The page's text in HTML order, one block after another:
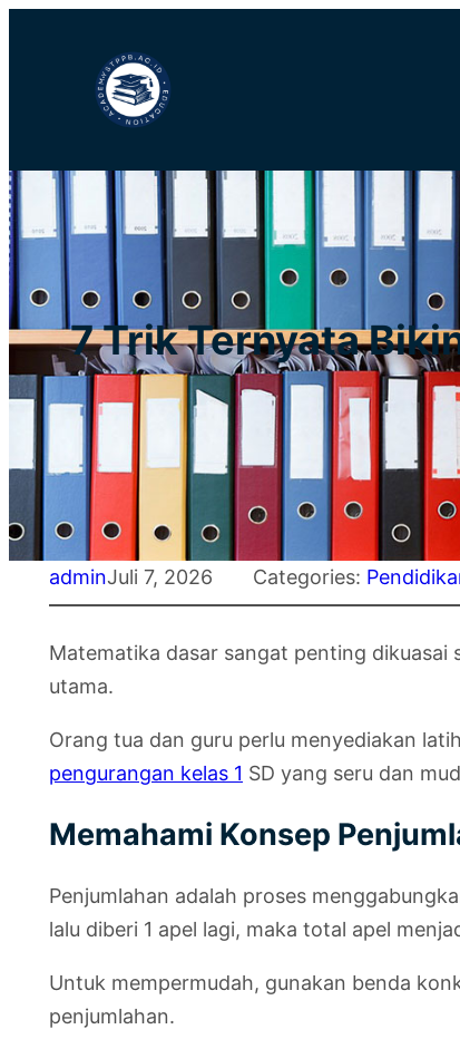
7 Trik Ternyata
adminJuli 7, 2026 Categories:
Matematika dasar sangat penting dikuasai
utama.
Orang tua dan guru perlu menyediakan
pengurangan kelas 1 SD yang seru dan
Memahami Konsep
Penjumlahan adalah proses
lalu diberi 1 apel lagi, maka total apel
Untuk mempermudah, gunakan benda
penjumlahan.